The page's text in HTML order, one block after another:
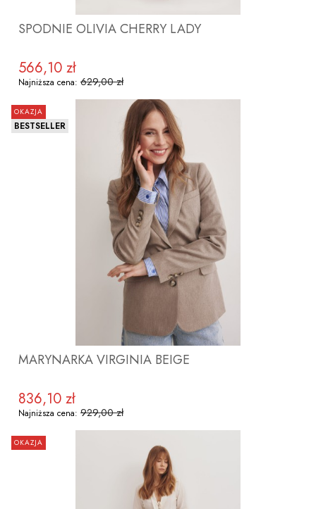
SPODNIE OLIVIA CHERRY LADY
Cena promocyjna
566,10 zł
Najniższa cena: 629,00 zł
ZOBACZ PRODUKT
OKAZJA
BESTSELLER
MARYNARKA VIRGINIA BEIGE
Cena promocyjna
836,10 zł
Najniższa cena: 929,00 zł
OKAZJA